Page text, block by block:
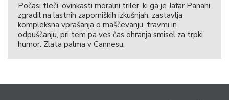
Počasi tleči, ovinkasti moralni triler, ki ga je Jafar Panahi
zgradil na lastnih zaporniških izkušnjah, zastavlja
kompleksna vprašanja o maščevanju, travmi in
odpuščanju, pri tem pa ves čas ohranja smisel za trpki
humor. Zlata palma v Cannesu.